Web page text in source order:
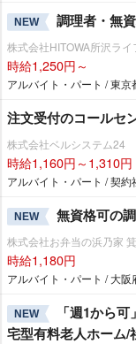
NEW 調理者・無
株式会社HITOWA所沢ラ
時給1,250円～
アルバイト・パート / 東京
注文受付のコールセ
株式会社ベルシステム24
時給1,160円～1,310円
アルバイト・パート / 契約
NEW 無資格可の
株式会社お弁当の浜乃家
時給1,180円
アルバイト・パート / 大阪
NEW
「週1から
宅型有料老人ホーム/